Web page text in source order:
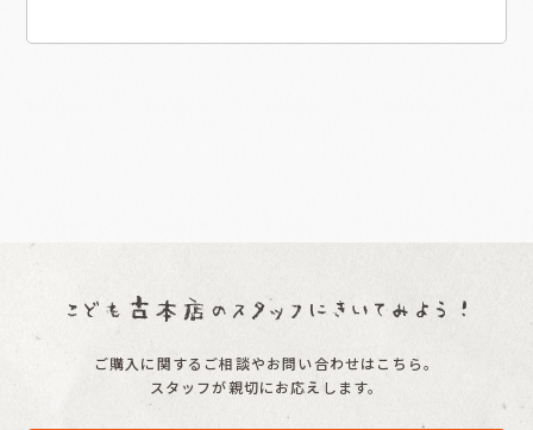
ご購入に関するご相談やお問い合わせはこちら。
スタッフが親切にお応えします。